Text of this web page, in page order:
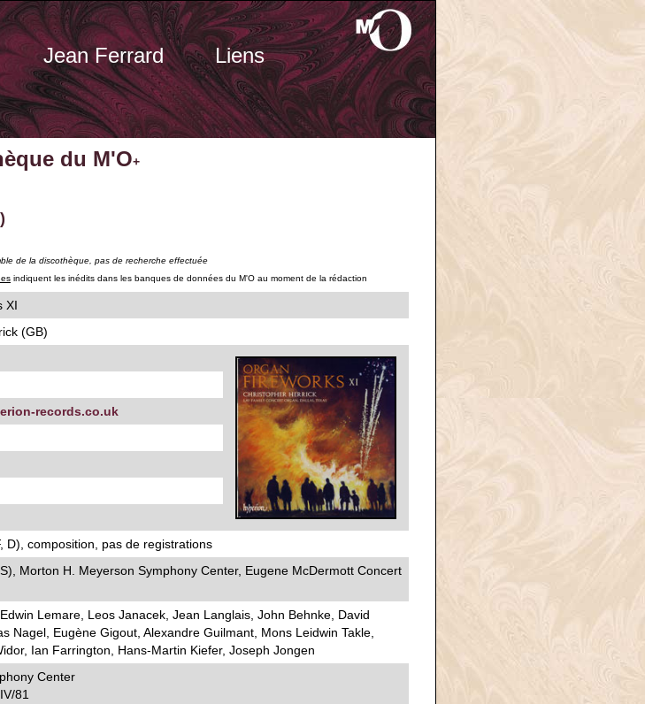
Jean Ferrard Liens
du M'O+
)
de la discothèque, pas de recherche effectuée
indiquent les inédits dans les banques de données du M'O au moment de la rédaction
XI
(GB)
records.co.uk
D), composition, pas de registrations
Morton H. Meyerson Symphony Center, Eugene McDermott Concert
Lemare, Leos Janacek, Jean Langlais, John Behnke, David
Nagel, Eugène Gigout, Alexandre Guilmant, Mons Leidwin Takle,
Ian Farrington, Hans-Martin Kiefer, Joseph Jongen
Center
81